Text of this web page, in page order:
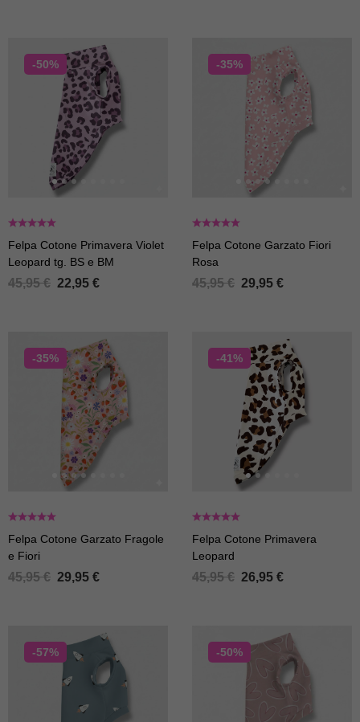
-50%
Felpa Cotone Primavera Violet
Leopard tg. BS e BM
45,95€ 22,95 €
-35%
Felpa Cotone Garzato Fiori
Rosa
45,95€ 29,95 €
-35%
Felpa Cotone Garzato Fragole
e Fiori
45,95€ 29,95 €
-41%
Felpa Cotone Primavera
Leopard
45,95€ 26,95 €
-57% -50%